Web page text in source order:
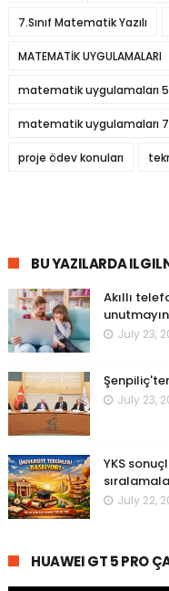
7.Sınıf Matematik Yazılı
MATEMATİK UYGULAMALARI
matematik uygulamaları 5
matematik uygulamaları 7
proje ödev konuları
BU YAZILARDA
Akıllı
unutmayın
July 23,
July 23,
YKS
July 22,
HUAWEI GT 5 PRO